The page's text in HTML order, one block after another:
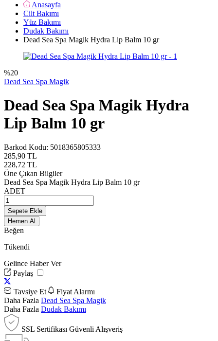
Anasayfa
Cilt Bakımı
Yüz Bakımı
Dudak Bakımı
Dead Sea Spa Magik Hydra Lip Balm 10 gr
%20
Dead Sea Spa Magik
Dead Sea Spa Magik Hydra
Lip Balm 10 gr
Barkod Kodu: 5018365805333
285,90 TL
228,72 TL
Öne Çıkan Bilgiler
Dead Sea Spa Magik Hydra Lip Balm 10 gr
ADET
Sepete Ekle
Hemen Al
Beğen
Tükendi
Gelince Haber Ver
Paylaş
Tavsiye Et
Fiyat Alarmı
Daha Fazla Dead Sea Spa Magik
Daha Fazla Dudak Bakımı
SSL Sertifikası Güvenli Alışveriş